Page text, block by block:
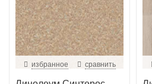
избранное сравнить